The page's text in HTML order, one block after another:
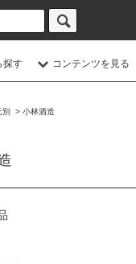
探す コンテンツを見る
別 > 小林酒造